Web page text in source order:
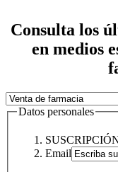
Consulta los
en medios
Datos personales
Email